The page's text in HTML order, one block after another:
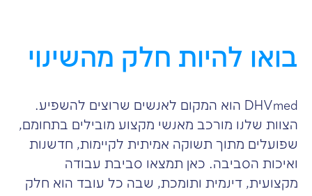
בואו להיות חלק מהשינוי
DHVmed הוא המקום לאנשים שרוצים להשפיע.
הצוות שלנו מורכב מאנשי מקצוע מובילים בתחומם,
שפועלים מתוך תשוקה אמיתית לקיימות, חדשנות
ואיכות הסביבה. כאן תמצאו סביבת עבודה
מקצועית, דינמית ותומכת, שבה כל עובד הוא חלק